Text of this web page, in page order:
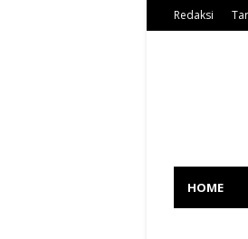
Redaksi
HOME